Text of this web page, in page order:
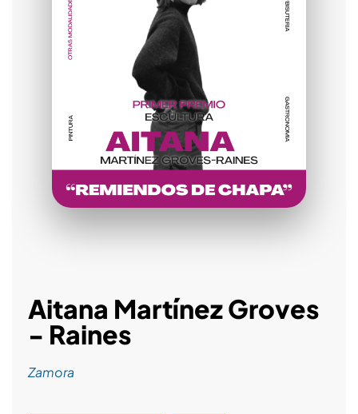
Aitana Martínez Groves
- Raines
Zamora